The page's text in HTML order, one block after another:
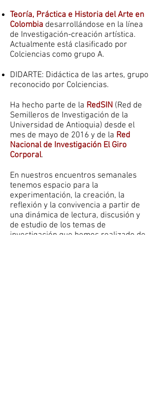
Teoría, Práctica e Historia del Arte en
Colombia desarrollándose en la línea
de Investigación-creación artística.
Actualmente está clasificado por
Colciencias como grupo A.
DIDARTE: Didáctica de las artes, grupo
reconocido por Colciencias.
Ha hecho parte de la RedSIN (Red de
Semilleros de Investigación de la
Universidad de Antioquia) desde el
mes de mayo de 2016 y de la Red
Nacional de Investigación El Giro
Corporal.
En nuestros encuentros semanales
tenemos espacio para la
experimentación, la creación, la
reflexión y la convivencia a partir de
una dinámica de lectura, discusión y
de estudio de los temas de
investigación que hemos realizado de